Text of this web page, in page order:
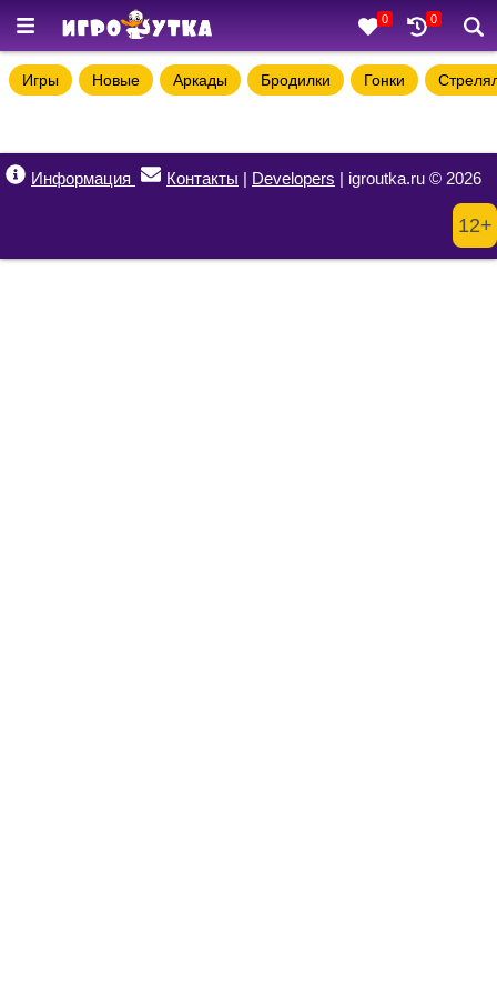
0 0
Игры Новые Аркады Бродилки Гонки
Информация Контакты | Developers | igroutka.ru © 2026
12+